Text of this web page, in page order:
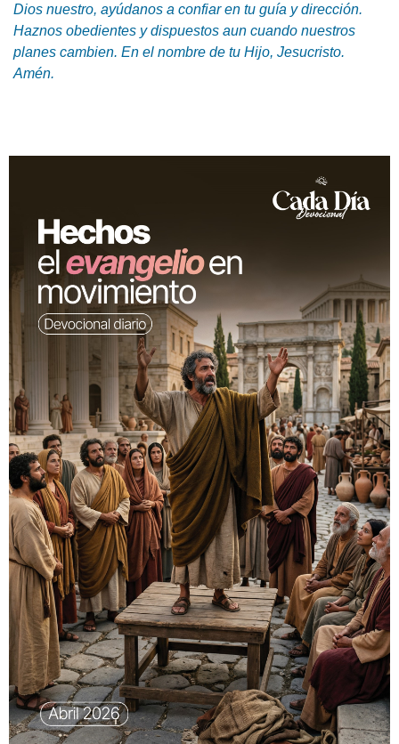
Dios nuestro, ayúdanos a confiar en tu guía y dirección.
Haznos obedientes y dispuestos aun cuando nuestros
planes cambien. En el nombre de tu Hijo, Jesucristo.
Amén.